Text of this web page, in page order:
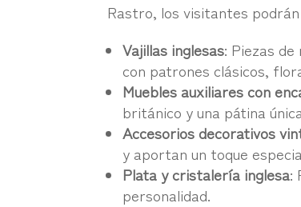
Rastro, los visitantes
Vajillas inglesas: Piezas
con patrones clásicos,
Muebles auxiliares con
británico y una pátina
Accesorios decorativos
y aportan un toque
Plata y cristalería inglesa:
personalidad.